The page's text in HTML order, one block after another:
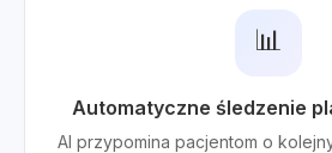
📊
Automatyczne śledzenie
AI przypomina pacjentom o